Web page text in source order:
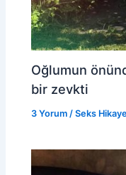
Oğlumun
bir zevkti
3 Yorum /Seks